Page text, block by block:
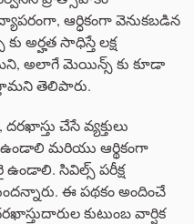
ఆర్ధికంగా వెనుకబడిన
అర్హత సాధిస్తే లక్ష
అలాగే మెయిన్స్ కు కూడా
తెలిపారు.
చేసే వ్యక్తులు
మరియు ఆర్థికంగా
సివిల్స్ పరీక్ష
ఈ పథకం అందించే
కుటుంబ వార్షిక